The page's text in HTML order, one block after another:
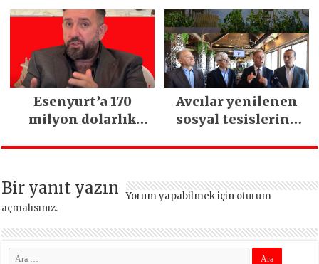
Esenyurt’a 170
milyon dolarlık
İstanbul’un tek
Avcılar yenilenen
sosyal tesislerine
Bir yanıt yazın Yorum yapabilmek için oturum
açmalısınız.